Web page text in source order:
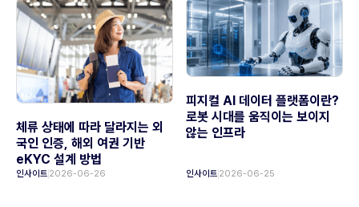
체류 상태에 따라 달라지는 외
국인 인증, 해외 여권 기반
eKYC 설계 방법
인사이트 2026-06-26
피지컬 AI 데이터 플랫폼이란?
로봇 시대를 움직이는 보이지
않는 인프라
인사이트 2026-06-25